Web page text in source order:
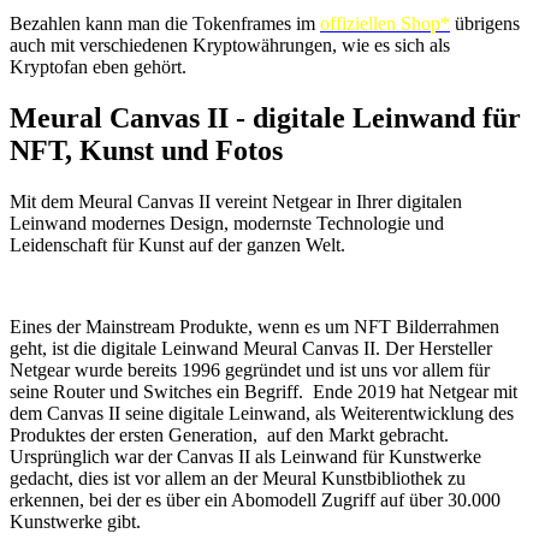
Bezahlen kann man die Tokenframes im offiziellen Shop* übrigens
auch mit verschiedenen Kryptowährungen, wie es sich als
Kryptofan eben gehört.
Meural Canvas II - digitale Leinwand für
NFT, Kunst und Fotos
Mit dem Meural Canvas II vereint Netgear in Ihrer digitalen
Leinwand modernes Design, modernste Technologie und
Leidenschaft für Kunst auf der ganzen Welt.
Eines der Mainstream Produkte, wenn es um NFT Bilderrahmen
geht, ist die digitale Leinwand Meural Canvas II. Der Hersteller
Netgear wurde bereits 1996 gegründet und ist uns vor allem für
seine Router und Switches ein Begriff. Ende 2019 hat Netgear mit
dem Canvas II seine digitale Leinwand, als Weiterentwicklung des
Produktes der ersten Generation, auf den Markt gebracht.
Ursprünglich war der Canvas II als Leinwand für Kunstwerke
gedacht, dies ist vor allem an der Meural Kunstbibliothek zu
erkennen, bei der es über ein Abomodell Zugriff auf über 30.000
Kunstwerke gibt.